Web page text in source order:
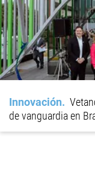
Innovación
de vanguardia en